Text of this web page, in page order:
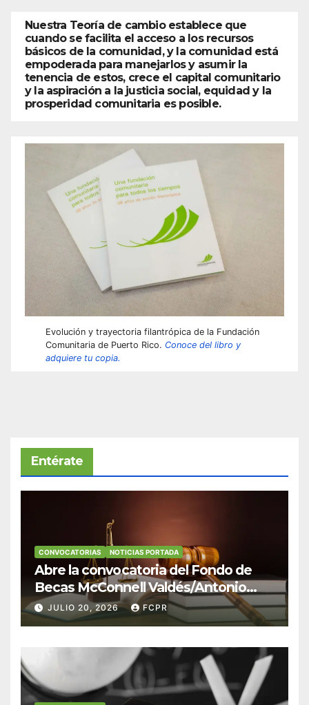
Nuestra Teoría de cambio establece que
cuando se facilita el acceso a los recursos
básicos de la comunidad, y la comunidad está
empoderada para manejarlos y asumir la
tenencia de estos, crece el capital comunitario
y la aspiración a la justicia social, equidad y la
prosperidad comunitaria es posible.
Evolución y trayectoria filantrópica de la Fundación
Comunitaria de Puerto Rico. Conoce del libro y
adquiere tu copia.
Entérate
CONVOCATORIAS NOTICIAS PORTADA
Abre la convocatoria del Fondo de
Becas McConnell Valdés/Antonio
Escudero Viera para estudiantes de
Derecho en Puerto Rico
JULIO 20, 2026 FCPR